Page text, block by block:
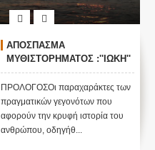
ΑΠΟΣΠΑΣΜΑ
ΜΥΘΙΣΤΟΡΗΜΑΤΟΣ :''ΙΩΚΗ''
ΠΡΟΛΟΓΟΣΟι παραχαράκτες των
πραγματικών γεγονότων που
αφορούν την κρυφή ιστορία του
ανθρώπου, οδηγήθ...